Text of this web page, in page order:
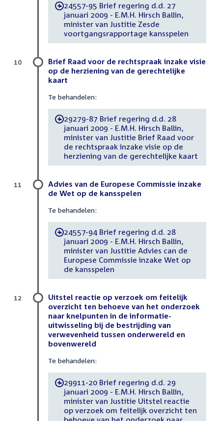
-24557-95 Brief regering d.d. 27
januari 2009 - E.M.H. Hirsch Ballin,
minister van Justitie Zesde
voortgangsrapportage kansspelen
Brief Raad voor de rechtspraak inzake visie
op de herziening van de gerechtelijke
kaart
Te behandelen:
-29279-87 Brief regering d.d. 28
januari 2009 - E.M.H. Hirsch Ballin,
minister van Justitie Brief Raad voor
de rechtspraak inzake visie op de
herziening van de gerechtelijke kaart
10
Advies van de Europese Commissie inzake
de Wet op de kansspelen
Te behandelen:
-24557-94 Brief regering d.d. 28
januari 2009 - E.M.H. Hirsch Ballin,
minister van Justitie Advies can de
Europese Commissie inzake Wet op
de kansspelen
11
Uitstel reactie op verzoek om feitelijk
overzicht ten behoeve van het onderzoek
naar knelpunten in de informatie-
uitwisseling bij de bestrijding van
verwevenheid tussen onderwereld en
bovenwereld
Te behandelen:
-29911-20 Brief regering d.d. 29
januari 2009 - E.M.H. Hirsch Ballin,
minister van Justitie Uitstel reactie
op verzoek om feitelijk overzicht ten
12